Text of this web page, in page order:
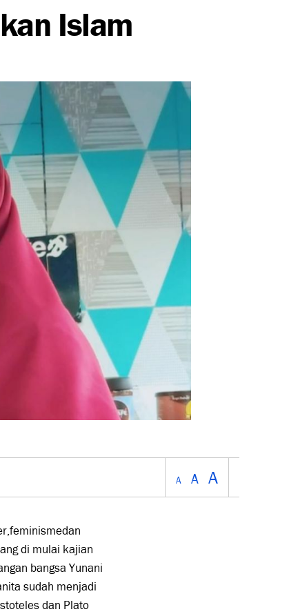
Islam
A A A
di mulai kajian
bangsa Yunani
sudah menjadi
dan Plato